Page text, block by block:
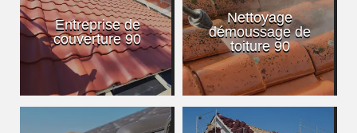
Entreprise de
couverture 90
Nettoyage
démoussage de
toiture 90